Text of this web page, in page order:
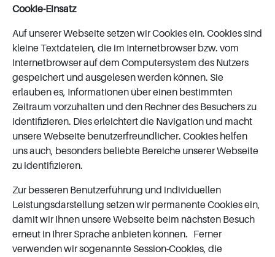
Cookie-Einsatz
Auf unserer Webseite setzen wir Cookies ein. Cookies sind
kleine Textdateien, die im Internetbrowser bzw. vom
Internetbrowser auf dem Computersystem des Nutzers
gespeichert und ausgelesen werden können. Sie
erlauben es, Informationen über einen bestimmten
Zeitraum vorzuhalten und den Rechner des Besuchers zu
identifizieren. Dies erleichtert die Navigation und macht
unsere Webseite benutzerfreundlicher. Cookies helfen
uns auch, besonders beliebte Bereiche unserer Webseite
zu identifizieren.
Zur besseren Benutzerführung und individuellen
Leistungsdarstellung setzen wir permanente Cookies ein,
damit wir Ihnen unsere Webseite beim nächsten Besuch
erneut in Ihrer Sprache anbieten können. Ferner
verwenden wir sogenannte Session-Cookies, die